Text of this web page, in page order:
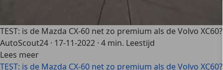
TEST: is de Mazda CX-60 net zo premium als de Volvo XC60?
AutoScout24 · 17-11-2022 · 4 min. Leestijd
Lees meer
TEST: is de Mazda CX-60 net zo premium als de Volvo XC60?